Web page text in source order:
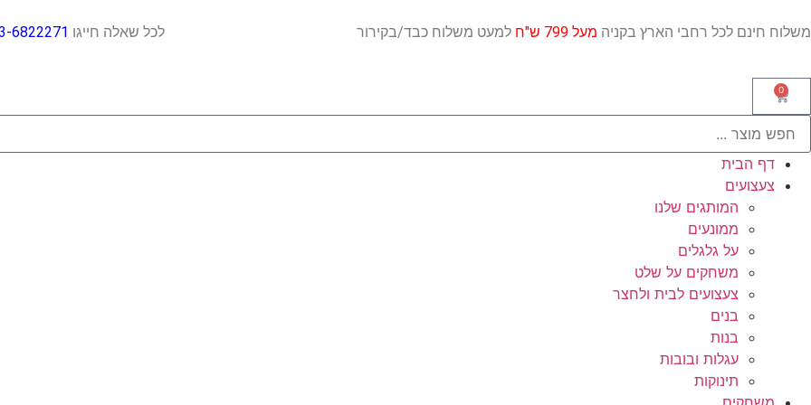
משלוח חינם לכל רחבי הארץ בקניה מעל 799 ש"ח למעט משלוח כבד/בקירור לכל שאלה חייגו 6822271
0
דף הבית
צעצועים
המותגים שלנו
ממונעים
על גלגלים
משחקים על שלט
צעצועים לבית ולחצר
בנים
בנות
עגלות ובובות
תינוקות